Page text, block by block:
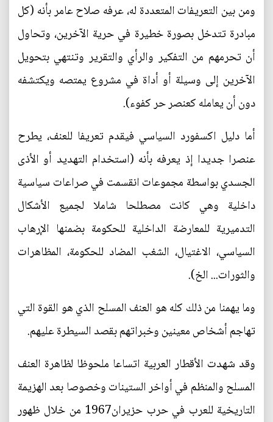
ومن بين التعريفات المتعددة له، عرفه صلاح عامر بأنه (كل
مبادرة تتدخل بصورة خطيرة في حرية الآخرين، وتحاول
أن تحرمهم من التفكير والرأي والتقرير وتنتهي بتحويل
الآخرين إلى وسيلة أو أداة في مشروع يمتصه ويكتشفه
دون أن يعامله كعنصر حر كفوء).
أما دليل اكسفورد السياسي فيقدم تعريفا للعنف، يطرح
عنصرا جديدا إذ يعرفه بأنه (استخدام التهديد أو الأذى
الجسدي بواسطة مجموعات انقسمت في صراعات سياسية
داخلية وهي كانت مصطلحا شاملا لجميع الأشكال
التدميرية للمعارضة الداخلية للحكومة بضمنها الإرهاب
السياسي، الاغتيال، الشغب المضاد للحكومة، المظاهرات
والثورات... الخ).
وما يهمنا من ذلك كله هو العنف المسلح الذي هو القوة التي
تهاجم أشخاص معينين وخبراتهم بقصد السيطرة عليهم.
وقد شهدت الأقطار العربية اتساعا ملحوظا لظاهرة العنف
المسلح والمنظم في أواخر الستينات وخصوصا بعد الهزيمة
التاريخية للعرب في حرب حزيران1967 من خلال ظهور